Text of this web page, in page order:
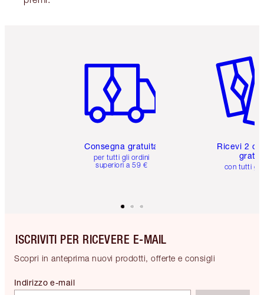
Consegna gratuita
per tutti gli ordini
superiori a 59 €
Ricevi 2
con tutti gli
ISCRIVITI PER RICEVERE E-MAIL
Scopri in anteprima nuovi prodotti, offerte e consigli
Indirizzo e-mail